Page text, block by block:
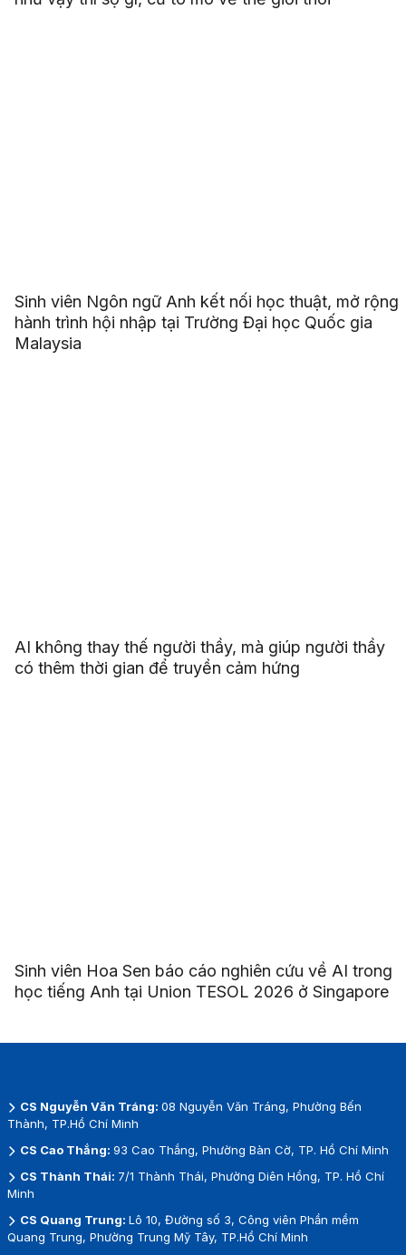
Sinh viên Ngôn ngữ Anh kết nối học thuật, mở rộng
hành trình hội nhập tại Trường Đại học Quốc gia
Malaysia
AI không thay thế người thầy, mà giúp người thầy
có thêm thời gian để truyền cảm hứng
Sinh viên Hoa Sen báo cáo nghiên cứu về AI trong
học tiếng Anh tại Union TESOL 2026 ở Singapore
CS Nguyễn Văn Tráng: 08 Nguyễn Văn Tráng, Phường Bến
Thành, TP.Hồ Chí Minh
CS Cao Thắng: 93 Cao Thắng, Phường Bàn Cờ, TP. Hồ Chí Minh
CS Thành Thái: 7/1 Thành Thái, Phường Diên Hồng, TP. Hồ Chí
Minh
CS Quang Trung: Lô 10, Đường số 3, Công viên Phần mềm
Quang Trung, Phường Trung Mỹ Tây, TP.Hồ Chí Minh